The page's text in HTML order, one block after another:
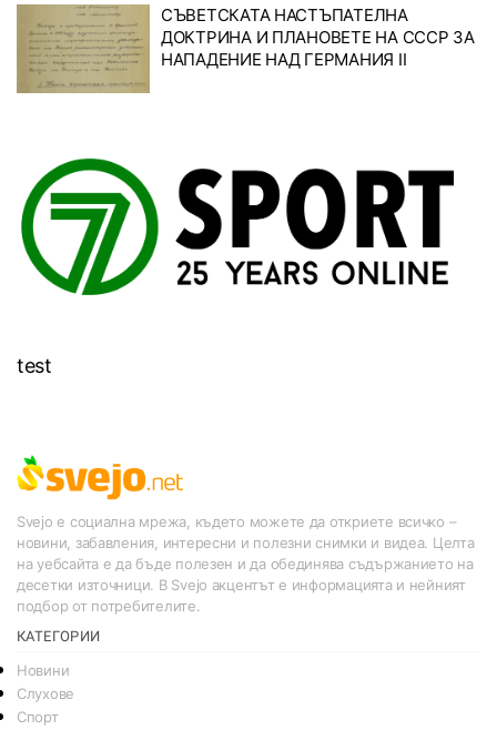
СЪВЕТСКАТА НАСТЪПАТЕЛНА
ДОКТРИНА И ПЛАНОВЕТЕ НА СССР ЗА
НАПАДЕНИЕ НАД ГЕРМАНИЯ II
test
Svejo е социална мрежа, където можете да откриете всичко –
новини, забавления, интересни и полезни снимки и видеа. Целта
на уебсайта е да бъде полезен и да обединява съдържанието на
десетки източници. В Svejo акцентът е информацията и нейният
подбор от потребителите.
КАТЕГОРИИ
Новини
Слухове
Спорт